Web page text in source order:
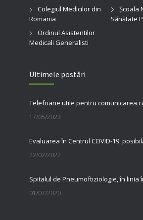
Colegiul Medicilor din
Romania
Şcoala
Sănătate
Ordinul Asistentilor
Medicali Generalisti
Ultimele postări
17/05/2023
22/02/2022
01/07/2020